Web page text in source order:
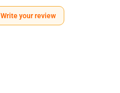
Write your review